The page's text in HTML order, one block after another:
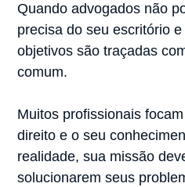
Quando advogados não
precisa do seu escritório
objetivos são traçadas
comum.⠀
Muitos profissionais
direito e o seu
realidade, sua missão
solucionarem seus